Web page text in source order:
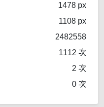
1478 px
1108 px
2482558
1112 次
2 次
0 次